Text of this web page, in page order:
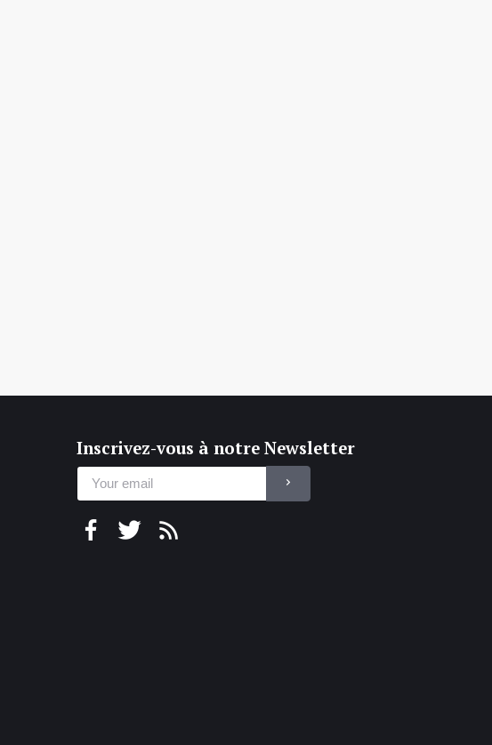
Inscrivez-vous à notre Newsletter